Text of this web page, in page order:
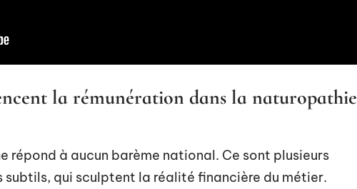
la rémunération dans la naturopathie
répond à aucun barème national. Ce sont plusieurs
qui sculptent la réalité financière du métier.